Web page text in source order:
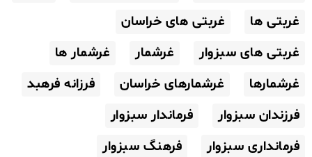
غربتی ها
غربتی های خراسان
غربتی های سبزوار
غرشمار
غرشمار ها
غرشمارها
غرشمارهای خراسان
فرزانه فرهبد
فرزندان سبزوار
فرماندار سبزوار
فرمانداری سبزوار
فرهنگ سبزوار